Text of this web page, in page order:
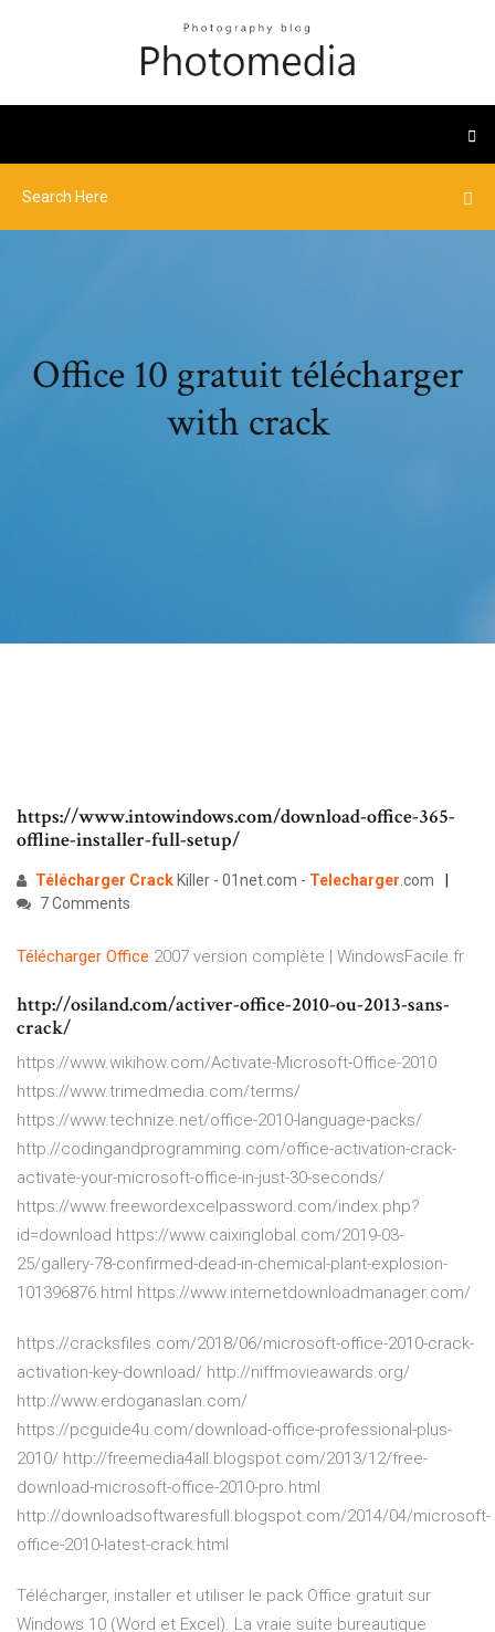
Office 10 gratuit télécharger
with crack
https://www.intowindows.com/download-office-365-
offline-installer-full-setup/
Télécharger Crack Killer - 01net.com - Telecharger.com
7 Comments
Télécharger Office 2007 version complète | WindowsFacile.fr
http://osiland.com/activer-office-2010-ou-2013-sans-
crack/
https://www.wikihow.com/Activate-Microsoft-Office-2010
https://www.trimedmedia.com/terms/
https://www.technize.net/office-2010-language-packs/
http://codingandprogramming.com/office-activation-crack-
activate-your-microsoft-office-in-just-30-seconds/
https://www.freewordexcelpassword.com/index.php?
id=download https://www.caixinglobal.com/2019-03-
25/gallery-78-confirmed-dead-in-chemical-plant-explosion-
101396876.html https://www.internetdownloadmanager.com/
https://cracksfiles.com/2018/06/microsoft-office-2010-crack-
activation-key-download/ http://niffmovieawards.org/
http://www.erdoganaslan.com/
https://pcguide4u.com/download-office-professional-plus-
2010/ http://freemedia4all.blogspot.com/2013/12/free-
download-microsoft-office-2010-pro.html
http://downloadsoftwaresfull.blogspot.com/2014/04/microsoft-
office-2010-latest-crack.html
Télécharger, installer et utiliser le pack Office gratuit sur
Windows 10 (Word et Excel). La vraie suite bureautique